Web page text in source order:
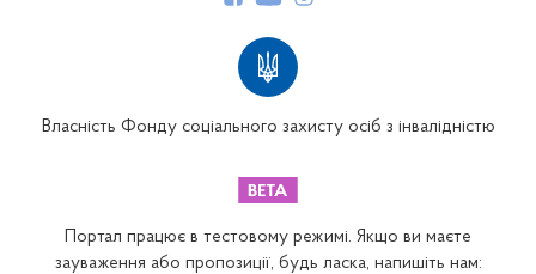
Закарпатське відділення
Власність Фонду соціального захисту осіб з інвалідністю
Портал працює в тестовому режимі. Якщо ви маєте
зауваження або пропозиції, будь ласка, напишіть нам: